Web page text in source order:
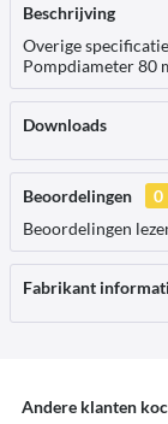
Beschrijving
Overige
Pompdiameter 80
Downloads
Beoordelingen
0
Beoordelingen
Fabrikant
Andere klanten